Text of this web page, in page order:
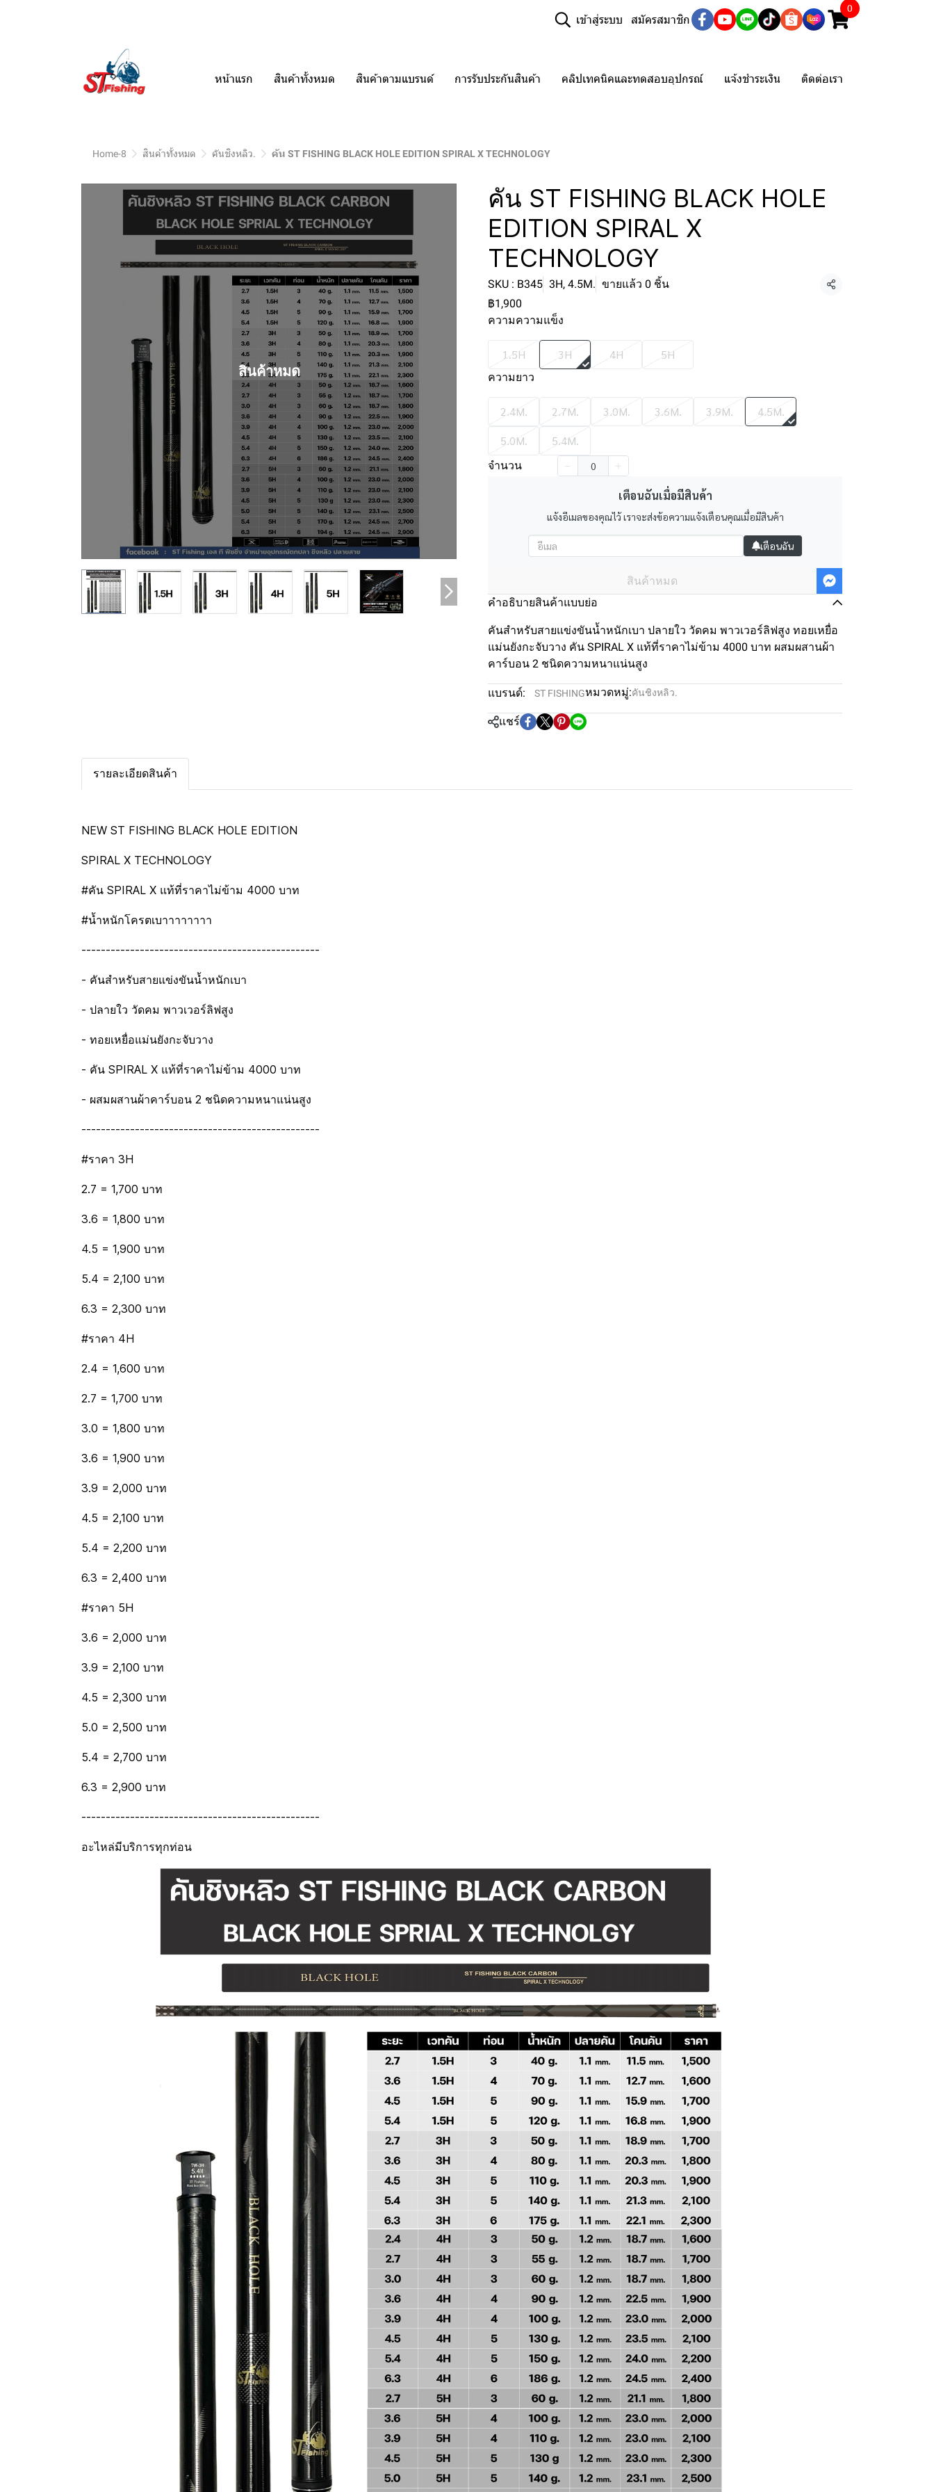
เข้าสู่ระบบ สมัครสมาชิก
0
หน้าแรก สินค้าทั้งหมด สินค้าตามแบรนด์ การรับประกันสินค้า คลิปเทคนิคและทดสอบอุปกรณ์ แจ้งชำระเงิน ติดต่อเรา
Home-8 สินค้าทั้งหมด คันชิงหลิว. คัน ST FISHING BLACK HOLE EDITION SPIRAL X TECHNOLOGY
สินค้าหมด
คัน ST FISHING BLACK HOLE
EDITION SPIRAL X
TECHNOLOGY
SKU : B345 3H, 4.5M. ขายแล้ว 0 ชิ้น แชร์
฿1,900
ความความแข็ง
1.5H 3H 4H 5H
ความยาว
2.4M. 2.7M. 3.0M. 3.6M. 3.9M.
4.5M.
5.0M.
5.4M.
จำนวน
เตือนฉันเมื่อมีสินค้า
แจ้งอีเมลของคุณไว้ เราจะส่งข้อความแจ้งเตือนคุณเมื่อมีสินค้า
เตือนฉัน
สินค้าหมด
คำอธิบายสินค้าแบบย่อ
คันสำหรับสายแข่งขันน้ำหนักเบา ปลายใว วัดคม พาวเวอร์ลิฟสูง ทอยเหยื่อ
แม่นยังกะจับวาง คัน SPIRAL X แท้ที่ราคาไม่ข้าม 4000 บาท ผสมผสานผ้า
คาร์บอน 2 ชนิดความหนาแน่นสูง
แบรนด์: ST FISHINGหมวดหมู่:คันชิงหลิว.
แชร์
รายละเอียดสินค้า
NEW ST FISHING BLACK HOLE EDITION
SPIRAL X TECHNOLOGY
#คัน SPIRAL X แท้ที่ราคาไม่ข้าม 4000 บาท
#น้ำหนักโครตเบาาาาาาาา
-------------------------------------------------
- คันสำหรับสายแข่งขันน้ำหนักเบา
- ปลายใว วัดคม พาวเวอร์ลิฟสูง
- ทอยเหยื่อแม่นยังกะจับวาง
- คัน SPIRAL X แท้ที่ราคาไม่ข้าม 4000 บาท
- ผสมผสานผ้าคาร์บอน 2 ชนิดความหนาแน่นสูง
-------------------------------------------------
#ราคา 3H
2.7 = 1,700 บาท
3.6 = 1,800 บาท
4.5 = 1,900 บาท
5.4 = 2,100 บาท
6.3 = 2,300 บาท
#ราคา 4H
2.4 = 1,600 บาท
2.7 = 1,700 บาท
3.0 = 1,800 บาท
3.6 = 1,900 บาท
3.9 = 2,000 บาท
4.5 = 2,100 บาท
5.4 = 2,200 บาท
6.3 = 2,400 บาท
#ราคา 5H
3.6 = 2,000 บาท
3.9 = 2,100 บาท
4.5 = 2,300 บาท
5.0 = 2,500 บาท
5.4 = 2,700 บาท
6.3 = 2,900 บาท
-------------------------------------------------
อะไหล่มีบริการทุกท่อน